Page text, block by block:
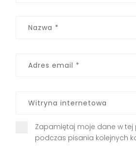
Zapamiętaj moje dane w tej
podczas pisania kolejnych